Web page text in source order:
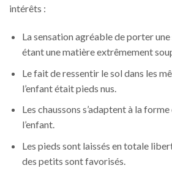
intérêts :
La sensation agréable de porter
étant une matière extrêmement
Le fait de ressentir le sol dans les
l’enfant était pieds nus.
Les chaussons s’adaptent à la
l’enfant.
Les pieds sont laissés en totale
des petits sont favorisés.